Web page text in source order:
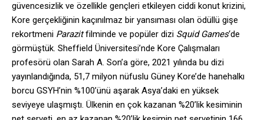
güvencesizlik ve özellikle gençleri etkileyen ciddi konut krizini,
Kore gerçekliğinin kaçınılmaz bir yansıması olan ödüllü gişe
rekortmeni Parazitfilminde ve popüler dizi Squid Games‘de
görmüştük. Sheffield Üniversitesi’nde Kore Çalışmaları
profesörü olan Sarah A. Son’a göre, 2021 yılında bu dizi
yayınlandığında, 51,7 milyon nüfuslu Güney Kore’de hanehalkı
borcu GSYH’nin %100’ünü aşarak Asya’daki en yüksek
seviyeye ulaşmıştı. Ülkenin en çok kazanan %20’lik kesiminin